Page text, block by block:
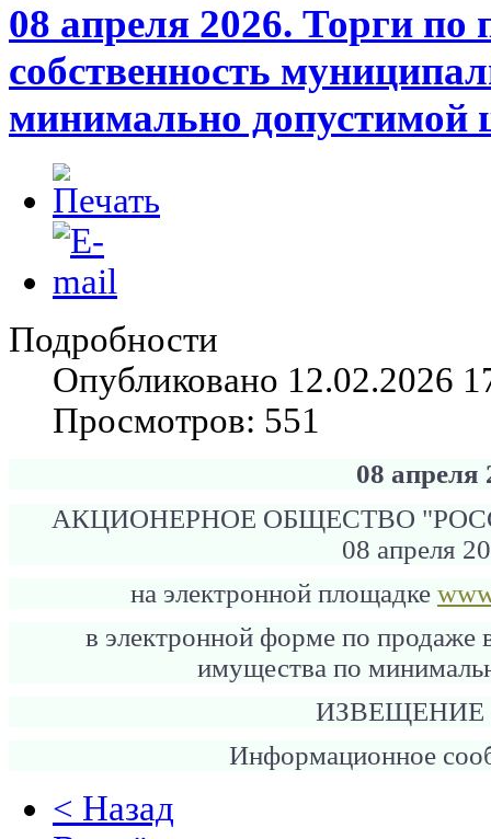
08 апреля 2026. Торги по
собственность
минимально допустимой
Подробности
Опубликовано 12.02.2026
Просмотров: 551
08 апреля
АКЦИОНЕРНОЕ ОБЩЕСТВО
08 апреля
на электронной площадке
в электронной форме по продаже
имущества по
ИЗВЕЩЕНИЕ
Информационное
< Назад